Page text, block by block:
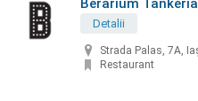
Berarium
Detalii
Strada Palas, 7A,
Restaurant